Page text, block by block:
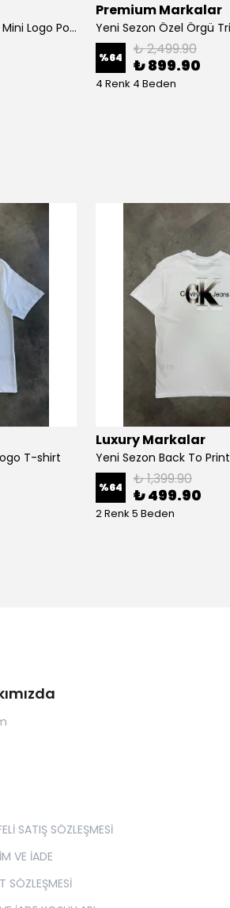
Yeni Sezon Premium Basic Mini Logo Polo Yaka Triko Tişört
Premium Markalar
%64 ₺ 2,499.90
₺ 899.90
4 Renk 4 Beden
T-shirt
Luxury Markalar
Yeni Sezon Back To
%64 ₺ 1,399.90
₺ 499.90
2 Renk 5 Beden
SATIŞ SÖZLEŞMESİ
VE İADE
SÖZLEŞMESİ